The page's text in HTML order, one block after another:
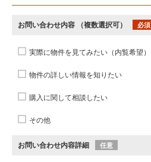
お問い合わせ内容 （複数選択可） 必須
実際に物件を見てみたい（内覧希望）
物件の詳しい情報を知りたい
購入に関して相談したい
その他
お問い合わせ内容詳細 任意